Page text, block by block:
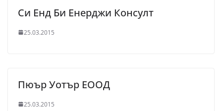
Си Енд Би Енерджи Консулт
25.03.2015
Пюър Уотър ЕООД
25.03.2015